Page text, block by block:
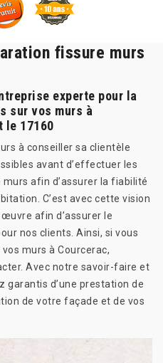
fissure murs
experte pour la
sur vos murs à
le 17160
à conseiller sa clientèle
avant d’effectuer les
afin d’assurer la fiabilité
C’est avec cette vision
afin d’assurer le
nos clients. Ainsi, si vous
murs à Courcerac,
Avec notre savoir-faire et
garantis d’une prestation de
de votre façade et de vos